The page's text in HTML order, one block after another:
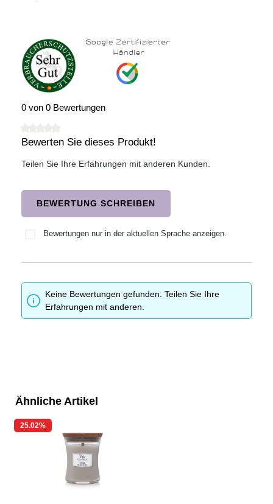
0 von 0 Bewertungen
Durchschnittliche Bewertung von 0 von 5 Sternen
Bewerten Sie dieses Produkt!
Teilen Sie Ihre Erfahrungen mit anderen Kunden.
BEWERTUNG SCHREIBEN
Bewertungen nur in der aktuellen Sprache anzeigen.
Keine Bewertungen gefunden. Teilen Sie Ihre
Erfahrungen mit anderen.
Ähnliche Artikel
25.02%